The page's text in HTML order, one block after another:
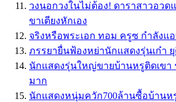
วงนอกวงในไม่ต้อง! ดาราสาวอว
ขาเตียงหักเอง
จริงหรือพระเอก ทอม ครูซ กำลังแ
ภรรยายื่นฟ้องหย่านักแสดงรุ่นเก๋า
นักแสดงรุ่นใหญ่ขายบ้านหรูติดเขา
มาก
นักแสดงหนุ่มควัก700ล้านซื้อบ้านห